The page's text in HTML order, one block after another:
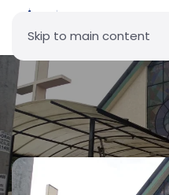
Skip to main content
Vicaría